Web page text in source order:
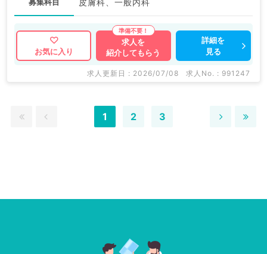
募集科目 皮膚科、一般内科
お気に入り
求人を
紹介してもらう
詳細を
見る
求人更新日 : 2026/07/08 求人No. : 991247
1 2 3